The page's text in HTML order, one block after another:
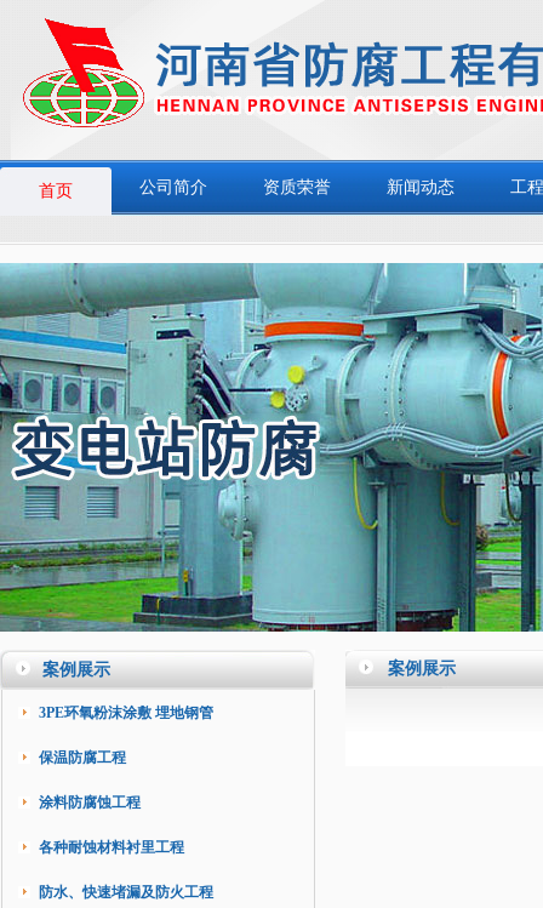
首页 公司简介 资质荣誉 新闻动态 工
案例展示
3PE环氧粉沫涂敷 埋地钢管
保温防腐工程
涂料防腐蚀工程
各种耐蚀材料衬里工程
防水、快速堵漏及防火工程
案例展示